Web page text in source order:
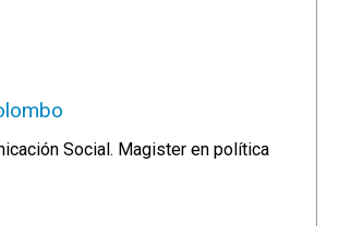
Social. Magister en política